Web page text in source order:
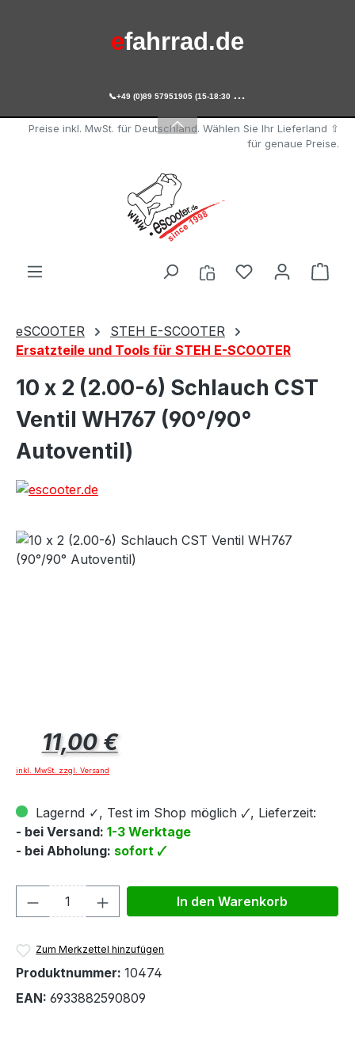
escooter.de
efahrrad.de

+49 (0)89 57951905 (15-18:30 Uhr)
Preise inkl. MwSt. für Deutschland. Wählen Sie Ihr Lieferland ⇧
für genaue Preise.
Du hast 0
eSCOOTER
STEH E-SCOOTER
Ersatzteile und Tools für STEH E-SCOOTER
10 x 2 (2.00-6) Schlauch CST
Ventil WH767 (90°/90°
Autoventil)
Regulärer Preis:
11,00 €
inkl. MwSt. zzgl. Versand
Lagernd ✓, Test im Shop möglich 🗸, Lieferzeit:
- bei Versand: 1-3 Werktage
- bei Abholung: sofort 🗸
Produkt Anzahl: Gib denIn den Warenkorb
Zum Merkzettel hinzufügen
Produktnummer: 10474
EAN: 6933882590809